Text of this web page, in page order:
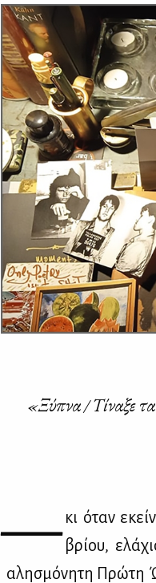
«Ξύ­πνα / Τί­να­ξε τα
— κι όταν
βρί­ου,
αλη­σμό­νη­τη Πρώ­τη